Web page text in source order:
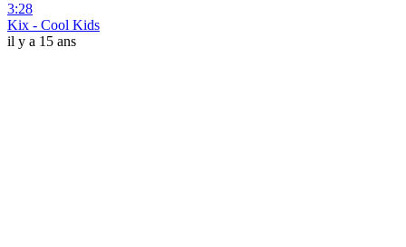
3:28
Kix - Cool Kids
il y a 15 ans